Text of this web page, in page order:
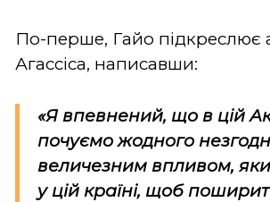
По-перше, Гайо підкреслює
Агассіса, написавши:
«Я впевнений, що в цій
почуємо жодного
величезним впливом,
у цій країні, щоб